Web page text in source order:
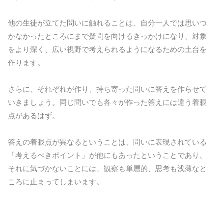
他の生徒が立てた問いに触れることは、自分一人では思いつ
かなかったところにまで疑問を向けるきっかけになり、対象
をより深く、広い視野で考えられるようになるための土台を
作ります。
さらに、それぞれが作り、持ち寄った問いに答えを作らせて
いきましょう。同じ問いでも各々が作った答えには違う着眼
点があるはず。
答えの着眼点が異なるということは、問いに表現されている
「考えるべきポイント」が他にもあったということであり、
それに気づかないことには、観察も単層的、思考も浅薄なと
ころに止まってしまいます。